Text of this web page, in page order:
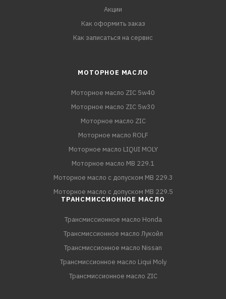
Акции
Как оформить заказ
Как записаться на сервис
МОТОРНОЕ МАСЛО
Моторное масло ZIC 5w40
Моторное масло ZIC 5w30
Моторное масло ZIC
Моторное масло ROLF
Моторное масло LIQUI MOLY
Моторное масло MB 229.1
Моторное масло с допуском MB 229.3
Моторное масло с допуском MB 229.5
ТРАНСМИССИОННОЕ МАСЛО
Трансмиссионное масло Honda
Трансмиссионное масло Лукойл
Трансмиссионное масло Nissan
Трансмиссионное масло Liqui Moly
Трансмиссионное масло ZIC